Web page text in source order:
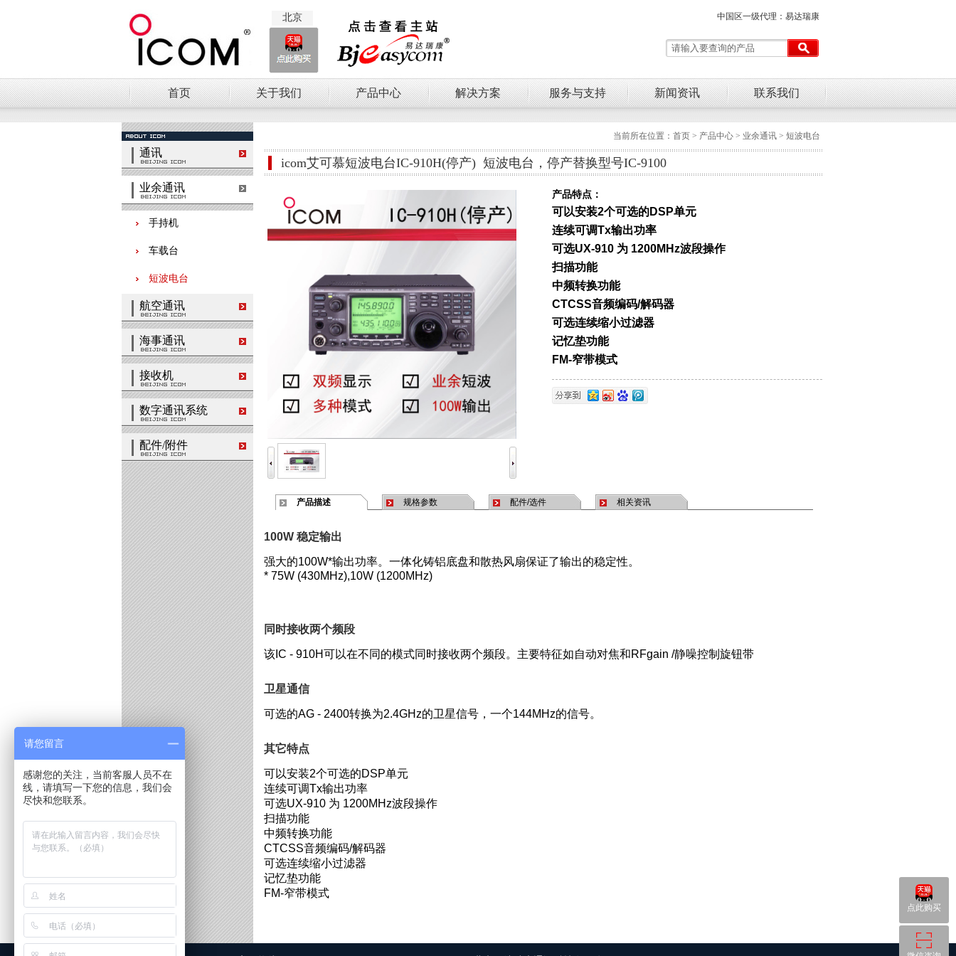
中国区一级代理：易达瑞康
北京
首页 关于我们 产品中心 解决方案 服务与支持 新闻资讯 联系我们
通讯
业余通讯
手持机
车载台
短波电台
航空通讯
海事通讯
接收机
数字通讯系统
配件/附件
当前所在位置： 首页 > 产品中心 > 业余通讯 > 短波电台
icom艾可慕短波电台IC-910H(停产) 短波电台，停产替换型号IC-9100
产品特点：
可以安装2个可选的DSP单元
连续可调Tx输出功率
可选UX-910 为 1200MHz波段操作
扫描功能
中频转换功能
CTCSS音频编码/解码器
可选连续缩小过滤器
记忆垫功能
FM-窄带模式
产品描述 规格参数 配件/选件 相关资讯
100W 稳定输出
强大的100W*输出功率。一体化铸铝底盘和散热风扇保证了输出的稳定性。
* 75W (430MHz),10W (1200MHz)
同时接收两个频段
该IC - 910H可以在不同的模式同时接收两个频段。主要特征如自动对焦和RFgain /静噪控制旋钮带
卫星通信
可选的AG - 2400转换为2.4GHz的卫星信号，一个144MHz的信号。
其它特点
可以安装2个可选的DSP单元
连续可调Tx输出功率
可选UX-910 为 1200MHz波段操作
扫描功能
中频转换功能
CTCSS音频编码/解码器
可选连续缩小过滤器
记忆垫功能
FM-窄带模式
点此购买
请您留言
感谢您的关注，当前客服人员不在
线，请填写一下您的信息，我们会
尽快和您联系。